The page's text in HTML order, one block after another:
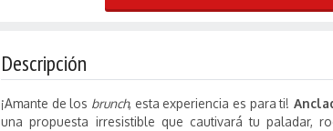
Descripción
¡Amante de los brunch, esta experiencia es para ti!
una propuesta irresistible que cautivará tu paladar,